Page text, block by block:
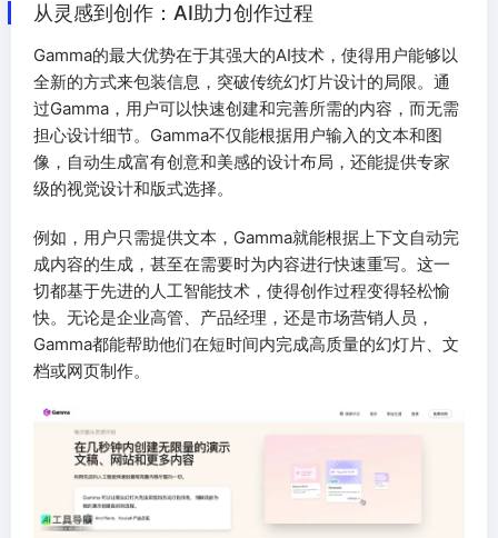
从灵感到创作：AI助力创作过程
Gamma的最大优势在于其强大的AI技术，使得用户能够以
全新的方式来包装信息，突破传统幻灯片设计的局限。通
过Gamma，用户可以快速创建和完善所需的内容，而无需
担心设计细节。Gamma不仅能根据用户输入的文本和图
像，自动生成富有创意和美感的设计布局，还能提供专家
级的视觉设计和版式选择。
例如，用户只需提供文本，Gamma就能根据上下文自动完
成内容的生成，甚至在需要时为内容进行快速重写。这一
切都基于先进的人工智能技术，使得创作过程变得轻松愉
快。无论是企业高管、产品经理，还是市场营销人员，
Gamma都能帮助他们在短时间内完成高质量的幻灯片、文
档或网页制作。